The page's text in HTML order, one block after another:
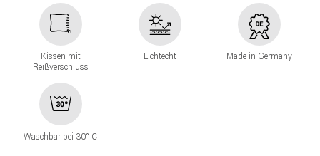
Kissen mit
Reißverschluss
Lichtecht Made in Germany
Waschbar bei 30° C